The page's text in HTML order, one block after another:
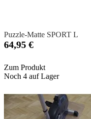
Puzzle-Matte SPORT L
64,95 €
Zum Produkt
Noch 4 auf Lager